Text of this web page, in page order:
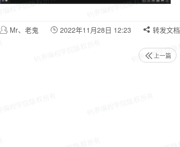
Mr、老鬼 2022年11月28日 12:23 转发文档
上一篇